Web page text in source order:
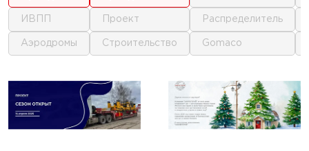
16 июня 2025 г.
ИВПП
аэродромы
проект
строительство
распределитель
gomaco